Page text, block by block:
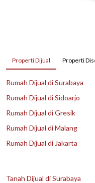
Properti Dijual Properti
Rumah Dijual di Surabaya
Rumah Dijual di Sidoarjo
Rumah Dijual di Gresik
Rumah Dijual di Malang
Rumah Dijual di Jakarta
Tanah Dijual di Surabaya